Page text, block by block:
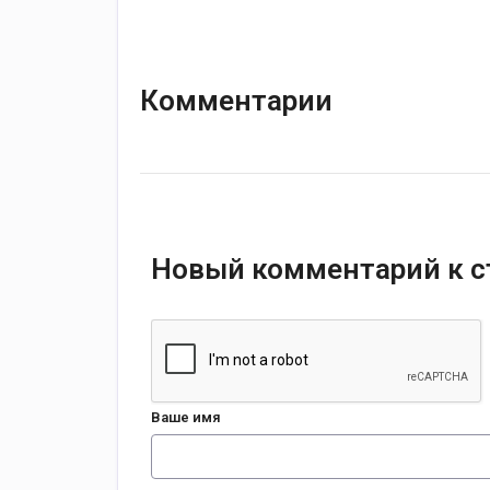
Комментарии
Новый комментарий к
Ваше имя